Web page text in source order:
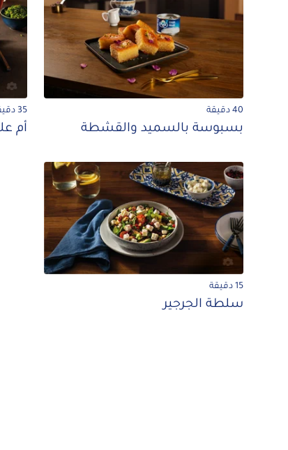
40 دقيقة
بسبوسة بالسميد والقشطة
35 دقيقة
أم
15 دقيقة
سلطة الجرجير